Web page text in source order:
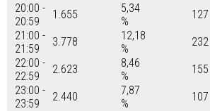
20:00 -
20:59
1.655
5,34
%
127
21:00 -
21:59
3.778
12,18
%
232
22:00 -
22:59
2.623
8,46
%
155
23:00 -
23:59
2.440
7,87
%
107